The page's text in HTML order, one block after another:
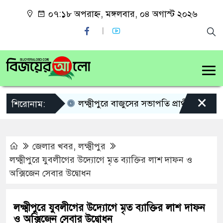
০৭:১৮ অপরাহ্ন, মঙ্গলবার, ০৪ অগাস্ট ২০২৬
শিরোনাম: লক্ষ্মীপুরে বাজুসের সভাপতি প্রার্থী নিয়ে
×
জেলার খবর,লক্ষ্মীপুর
লক্ষ্মীপুরে যুবলীগের উদ্যোগে মৃত ব্যাক্তির লাশ দাফন ও
অক্সিজেন সেবার উদ্বোধন
লক্ষ্মীপুরে যুবলীগের উদ্যোগে মৃত ব্যাক্তির লাশ দাফন
ও অক্সিজেন সেবার উদ্বোধন